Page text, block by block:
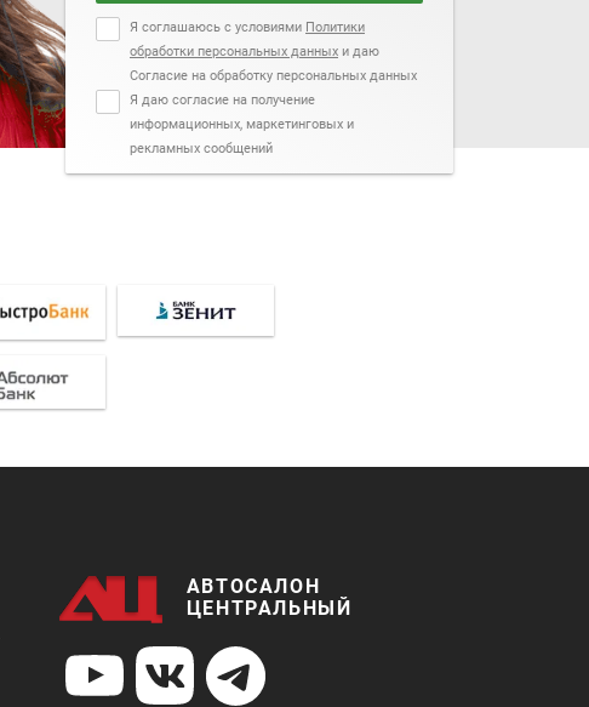
Я соглашаюсь с условиями Политики
обработки персональных данных и даю
Согласие на обработку персональных данных
Я даю согласие на получение
информационных, маркетинговых и
рекламных сообщений
АВТОСАЛОН
ЦЕНТРАЛЬНЫЙ